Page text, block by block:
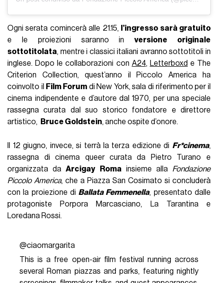
Ogni serata comincerà alle 21.15,
l’ingresso sarà gratuito
e le proiezioni saranno inversione originale
sottotitolata, mentre i classici italiani avranno sottotitoli in
inglese. Dopo le collaborazioni con A24, Letterboxd e The
Criterion Collection, quest’anno il Piccolo America ha
coinvolto il
Film Forumdi New York, sala di riferimento per il
cinema indipendente e d’autore dal 1970, per una speciale
rassegna curata dal suo storico fondatore e direttore
artistico,
Bruce Goldstein, anche ospite d’onore.
Il 12 giugno, invece, si terrà la terza edizione di Fr*cinema,
rassegna di cinema queer curata da Pietro Turano e
organizzata daArcigay Romainsieme alla Fondazione
Piccolo America, che a Piazza San Cosimato si concluderà
con la proiezione diBallata Femmenella, presentato dalle
protagoniste Porpora Marcasciano, La Tarantina e
Loredana Rossi.
@ciaomargarita
This is a free open-air film festival running across
several Roman piazzas and parks, featuring nightly